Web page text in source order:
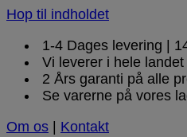
Hop til indholdet
1-4 Dages levering |
Vi leverer i hele landet
2 Års garanti på alle
Se varerne på vores
Om os
Kontakt